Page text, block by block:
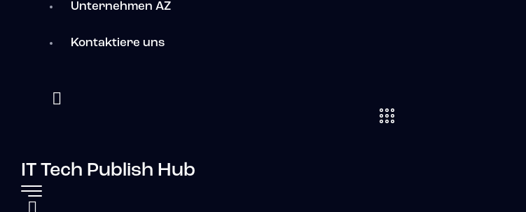
Unternehmen AZ
Kontaktiere uns
IT Tech Publish Hub